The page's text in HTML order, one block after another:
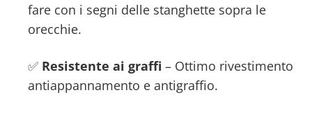
fare con i segni delle stanghette sopra le
orecchie.
✅ Resistente ai graffi – Ottimo rivestimento
antiappannamento e antigraffio.